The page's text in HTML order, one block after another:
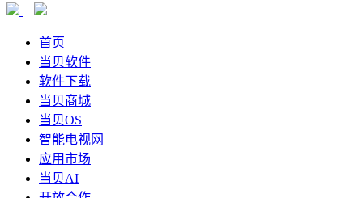
首页
当贝软件
软件下载
当贝商城
当贝OS
智能电视网
应用市场
当贝AI